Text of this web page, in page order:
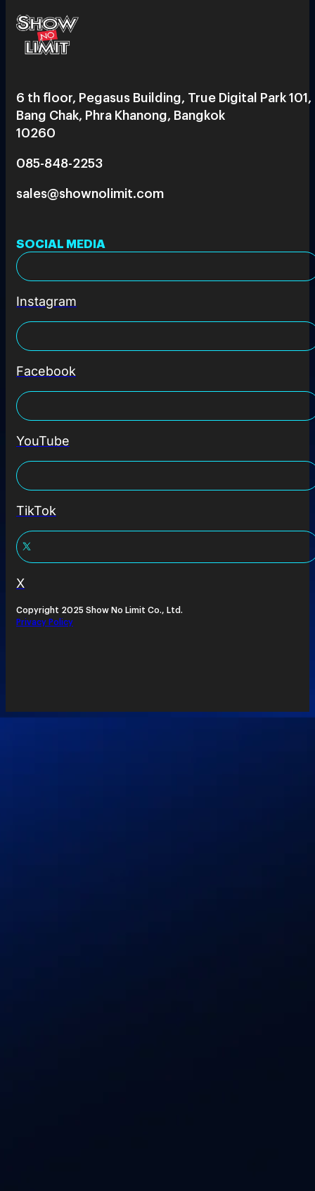
6 th floor, Pegasus Building, True Digital Park 101,
Bang Chak, Phra Khanong, Bangkok
10260
085-848-2253
sales@shownolimit.com
SOCIAL MEDIA
Instagram
Facebook
YouTube
TikTok
X
Copyright 2025 Show No Limit Co., Ltd.
Privacy Policy